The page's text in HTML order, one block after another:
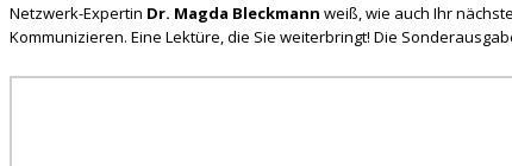
Netzwerk-Expertin Dr. Magda Bleckmann weiß, wie auch Ihr
Kommunizieren. Eine Lektüre, die Sie weiterbringt! Die